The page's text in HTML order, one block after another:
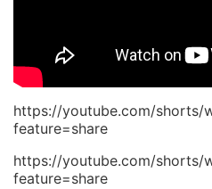
https://youtube.com/shorts/
feature=share
https://youtube.com/shorts/
feature=share